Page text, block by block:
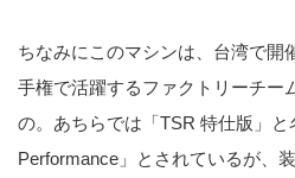
ちなみにこのマシンは、台湾で開
手権で活躍するファクトリーチー
の。あちらでは「TSR 特仕版」
Performance」とされているが、